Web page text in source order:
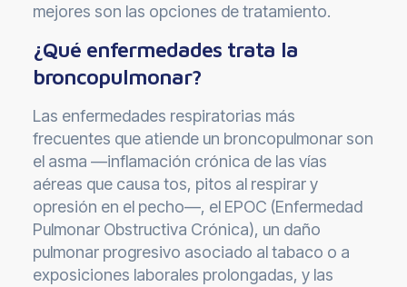
mejores son las opciones de tratamiento.
¿Qué enfermedades trata la
broncopulmonar?
Las enfermedades respiratorias más
frecuentes que atiende un broncopulmonar son
el asma —inflamación crónica de las vías
aéreas que causa tos, pitos al respirar y
opresión en el pecho—, el EPOC (Enfermedad
Pulmonar Obstructiva Crónica), un daño
pulmonar progresivo asociado al tabaco o a
exposiciones laborales prolongadas, y las